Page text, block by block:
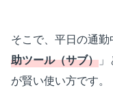
そこで、平日の通
助ツール（サブ）
が賢い使い方です。